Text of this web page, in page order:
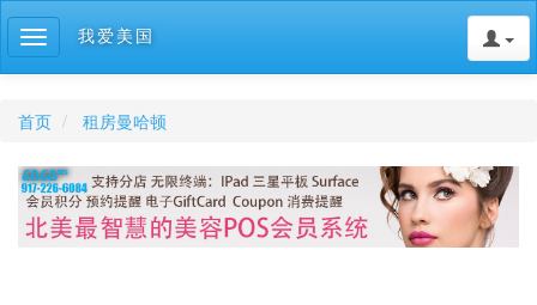
Toggle
navigation
我爱美国
首页 租房曼哈顿